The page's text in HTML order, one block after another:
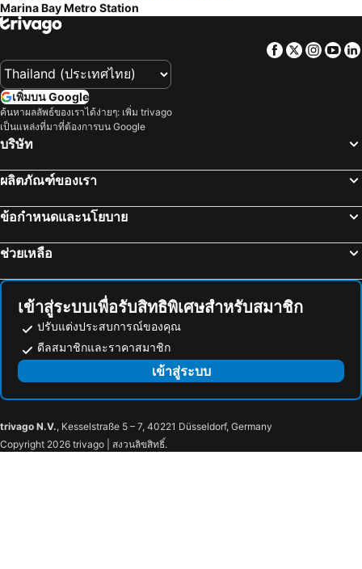
โรงแรมจี สิงคโปร์
สวิสโซเทล เดอะ สแตมฟอร์ด สิงคโปร์
โรงแรมอะมารา สิงคโปร์
Crowne Plaza Changi Airport By Ihg
Dao by Dorsett AMTD Singapore
M Hotel Singapore City Centre
ibis budget Singapore Ruby
โรงแรมวิลเลจ ชางงี
โรงแรมโรเบิร์ตสัน คีย์
Beverly Hotels Elements
Dusit Thani Laguna Singapore
โรงแรมแกรนด์ เซ็นทรัล
โรงแรมเดอะ ฟูลเลอร์ตัน เบย์
The Clan Hotel Singapore by Far East Hospitality
โซฟิเทล สิงคโปร์ ซิตี้เซ็นเตอร์
โรงแรมสการ์เล็ต สิงคโปร์
Orchid Hotel
เฮอร์ริเทจ อพาร์ทเมนท์ แอท ไชน่าทาวน์
Republic of Singapore Yacht Club
The Noble Hotel
สถานีลาเวนเดอร์
Geylang Serai Market
Orchard MRT Station
Kallang MRT Station
Marina Bay Metro Station
Chinatown Heritage Centre
Outram MRT Station
ลิตเติ้ลอินเดีย
Merlion Park
Suntec City Mall
Marina Bay Street Circuit
Buona Vista MRT Station
ท่าเรือสิงค์โปร์
ซันเทคสิงค์โปร์ อินเตอร์เนชั่นแนลคอนเวนชั่นแอนด์เอ็กซ์ฮิบิชั่นเซนเตอร์
Promenade Metro Station
Stadium Metro Station
Ang Mo Kio - AMK
KSL City Mall
Raffles Place Metro Station
National Museum of Singapore
Nicoll Highway MRT Station
West Coast Walk
City Tour of Singapore
Singapore City Hop-on Hop-off Tour - City Loop
Nagore Durgha Shrine
Marina Bay Metro Station
Facebook
Twitter
เพิ่มบน Google
ค้นหาผลลัพธ์ของเราได้ง่ายๆ: เพิ่ม trivago
เป็นแหล่งที่มาที่ต้องการบน Google
บริษัท
ผลิตภัณฑ์ของเรา
ข้อกำหนดและนโยบาย
ช่วยเหลือ
เข้าสู่ระบบเพื่อรับสิทธิพิเศษสำหรับสมาชิก
ปรับแต่งประสบการณ์ของคุณ
ดีลสมาชิกและราคาสมาชิก
เข้าสู่ระบบ
trivago N.V., Kesselstraße 5 – 7, 40221 Düsseldorf, Germany
Copyright 2026 trivago | สงวนลิขสิทธิ์.